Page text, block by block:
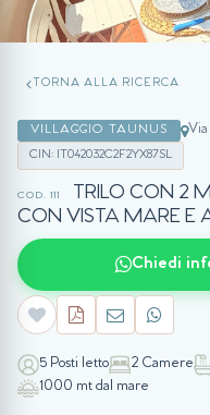
TORNA ALLA RICERCA
VILLAGGIO TAUNUS Via
CIN: IT042032C2F2YX87SL
COD. 111
TRILO CON 2
CON VISTA MARE E
Chiedi
5 Posti letto 2 Camere
1000 mt dal mare